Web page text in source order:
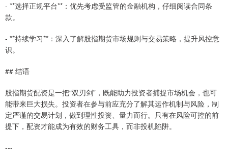
- **选择正规平台**：优先考虑受监管的金融机构，仔细阅读合同条
款。
- **持续学习**：深入了解股指期货市场规则与交易策略，提升风控意
识。
## 结语
股指期货配资是一把“双刃剑”，既能助力投资者捕捉市场机会，也可
能带来巨大损失。投资者在参与前应充分了解其运作机制与风险，制
定严谨的交易计划，做到理性投资、量力而行。只有在风险可控的前
提下，配资才能成为有效的财务工具，而非投机陷阱。
---